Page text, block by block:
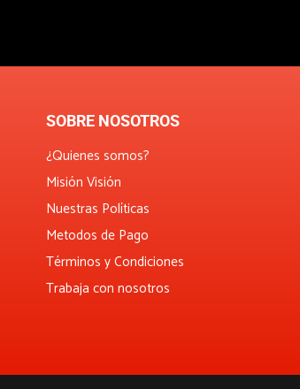
SOBRE NOSOTROS
¿Quienes somos?
Misión Visión
Nuestras Políticas
Metodos de Pago
Términos y Condiciones
Trabaja con nosotros